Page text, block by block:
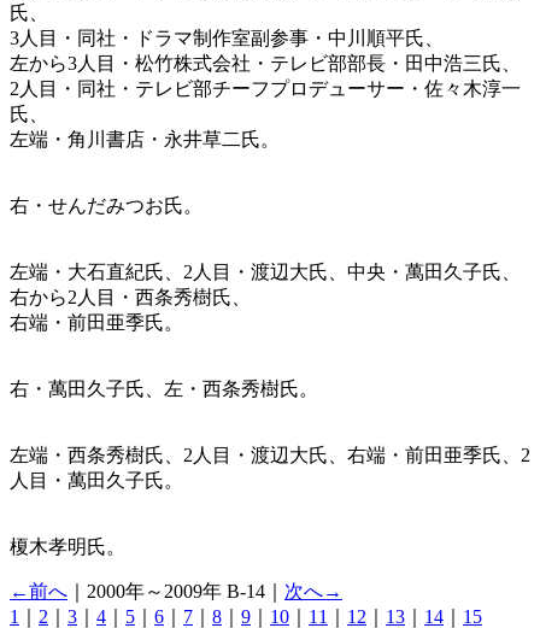
氏、
3人目・同社・ドラマ制作室副参事・中川順平氏、
左から3人目・松竹株式会社・テレビ部部長・田中浩三氏、
2人目・同社・テレビ部チーフプロデューサー・佐々木淳一
氏、
左端・角川書店・永井草二氏。
右・せんだみつお氏。
左端・大石直紀氏、2人目・渡辺大氏、中央・萬田久子氏、
右から2人目・西条秀樹氏、
右端・前田亜季氏。
右・萬田久子氏、左・西条秀樹氏。
左端・西条秀樹氏、2人目・渡辺大氏、右端・前田亜季氏、2
人目・萬田久子氏。
榎木孝明氏。
←前へ ｜2000年～2009年 B-14｜ 次へ→
1
2 3 4 5 6 7 8 9 10 11 12 13 14 15